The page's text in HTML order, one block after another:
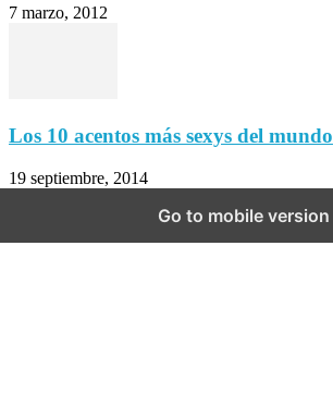
7 marzo, 2012
Los 10 acentos más sexys del mundo
19 septiembre, 2014
Go to mobile version